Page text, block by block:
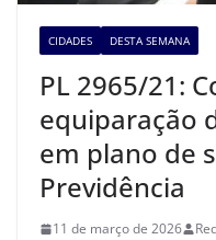
CIDADES DESTA SEMANA
PL 2965/21:
equiparação
em plano de
Previdência
11 de março de 2026